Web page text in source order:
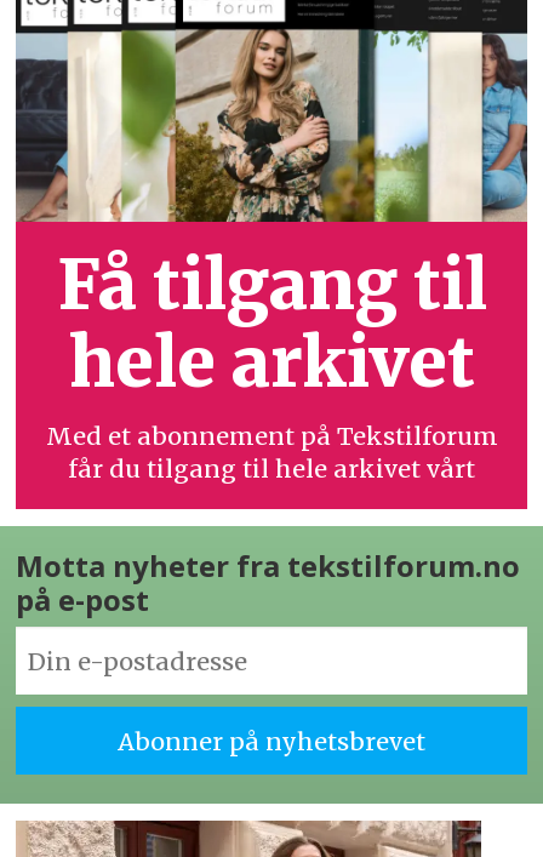
Få tilgang til
hele arkivet
Med et abonnement på Tekstilforum
får du tilgang til hele arkivet vårt
Motta nyheter fra tekstilforum.no
på e-post